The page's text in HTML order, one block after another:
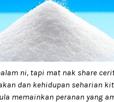
ni, tapi mat nak share
dan kehidupan seharian
memainkan peranan yang